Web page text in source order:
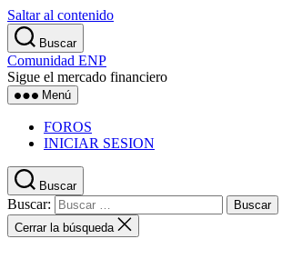
Saltar al contenido
Buscar
Comunidad ENP
Sigue el mercado financiero
Menú
FOROS
INICIAR SESION
Buscar
Buscar:
Cerrar la búsqueda